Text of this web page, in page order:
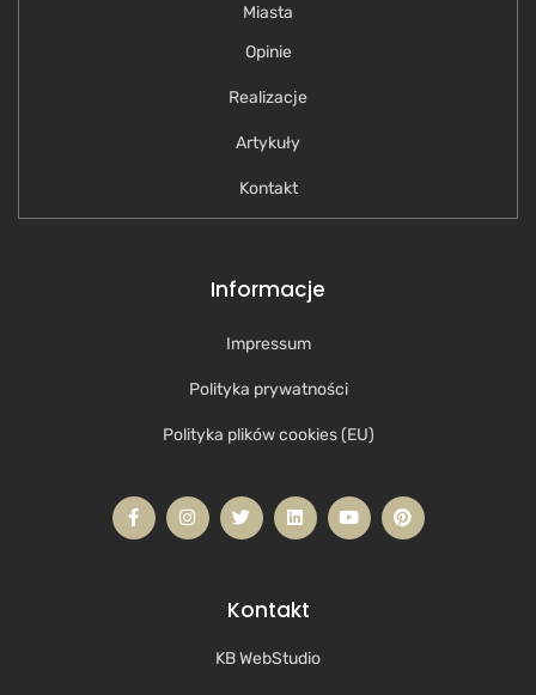
Miasta
Opinie
Realizacje
Artykuły
Kontakt
Informacje
Impressum
Polityka prywatności
Polityka plików cookies (EU)
Kontakt
KB WebStudio